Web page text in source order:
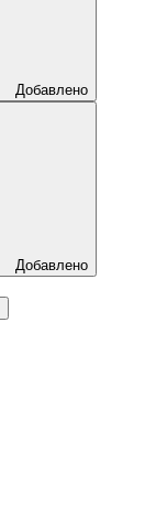
Добавлено
Добавлено